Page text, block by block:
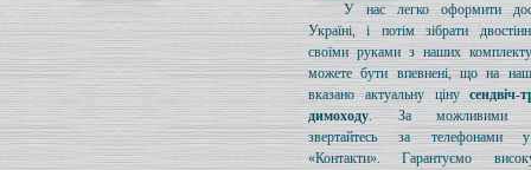
У нас легко оформити
Україні, і потім зібрати
своїми руками з наших
можете бути впевнені, що на
вказано актуальну ціну
димоходу. За можливими
звертайтесь за телефонами
«Контакти». Гарантуємо